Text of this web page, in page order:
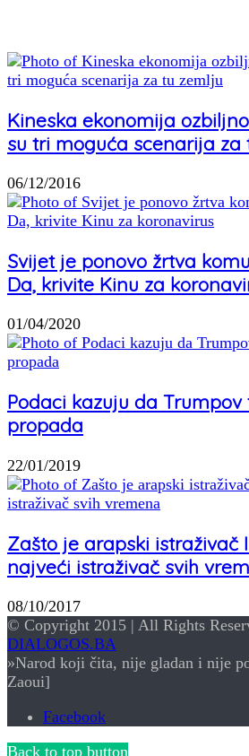
Kineska ekonomija
su tri moguća scenarija za
06/12/2016
Svijet je ponovo žrtva
Da, krivite Kinu za
01/04/2020
Podaci kazuju da
propada
22/01/2019
Zašto je arapski istraživač
najveći istraživač svih
08/10/2017
© Copyright 2015 | All Rights
DIALOGOS.BA
»Narod koji čita, nije gladan i nije
Zaoui]
Facebook
Back to top button